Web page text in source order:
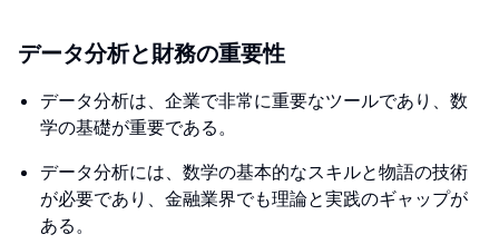
データ分析と財務の重要性
データ分析は、企業で非常に重要なツールであり、数
学の基礎が重要である。
データ分析には、数学の基本的なスキルと物語の技術
が必要であり、金融業界でも理論と実践のギャップが
ある。